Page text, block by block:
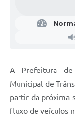
A Prefeitura de
Municipal de
partir da próxima
fluxo de veículos